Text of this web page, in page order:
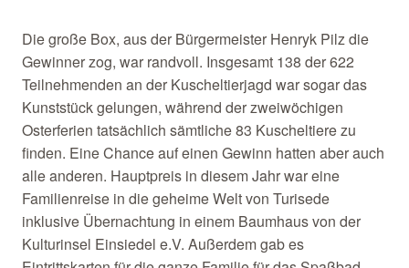
Die große Box, aus der Bürgermeister Henryk Pilz die
Gewinner zog, war randvoll. Insgesamt 138 der 622
Teilnehmenden an der Kuscheltierjagd war sogar das
Kunststück gelungen, während der zweiwöchigen
Osterferien tatsächlich sämtliche 83 Kuscheltiere zu
finden. Eine Chance auf einen Gewinn hatten aber auch
alle anderen. Hauptpreis in diesem Jahr war eine
Familienreise in die geheime Welt von Turisede
inklusive Übernachtung in einem Baumhaus von der
Kulturinsel Einsiedel e.V. Außerdem gab es